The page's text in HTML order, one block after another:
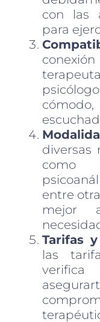
con las
para
diversas
como
entre
mejor
Tarifas
las
verifica